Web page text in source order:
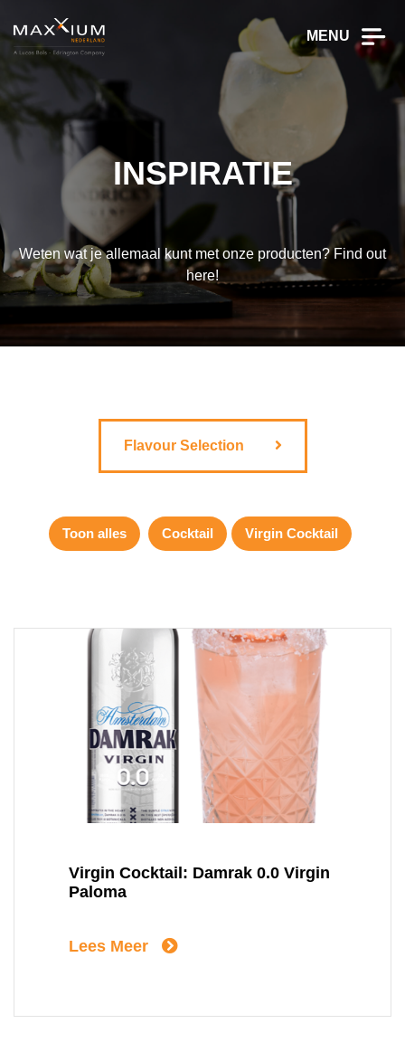
MENU
INSPIRATIE
Weten wat je allemaal kunt met onze producten? Find out
here!
Flavour Selection
Toon alles Cocktail Virgin Cocktail
Virgin Cocktail: Damrak 0.0 Virgin
Paloma
Lees Meer